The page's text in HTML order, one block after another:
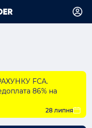
FCA.
86% на
28 липня